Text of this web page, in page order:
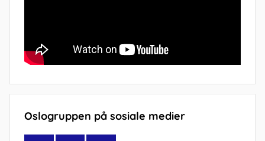
Oslogruppen på sosiale medier